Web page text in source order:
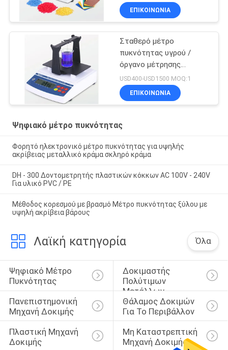
δεδομένων
ΕΠΙΚΟΙΝΩΝΊΑ
Σταθερό μέτρο
πυκνότητας υγρού /
όργανο μέτρησης
συγκέντρωσης για
ισχυρά οξέα αλκαλικά
υγρά
USD400-USD1500 MOQ:1
ΕΠΙΚΟΙΝΩΝΊΑ
Ψηφιακό μέτρο πυκνότητας
Φορητό ηλεκτρονικό μέτρο πυκνότητας για υψηλής
ακρίβειας μεταλλικό κράμα σκληρό κράμα
DH - 300 Δοντομετρητής πλαστικών κόκκων AC 100V - 240V
Για υλικό PVC / PE
Μέθοδος κορεσμού με βρασμό Μέτρο πυκνότητας ξύλου με
υψηλή ακρίβεια βάρους
Λαϊκή κατηγορία Όλα
Ψηφιακό Μέτρο
Πυκνότητας
Δοκιμαστής
Πολύτιμων
Μετάλλων
Πανεπιστημονική
Μηχανή Δοκιμής
Θάλαμος Δοκιμών
Για Το Περιβάλλον
Πλαστική Μηχανή
Δοκιμής
Μη Καταστρεπτική
Μηχανή Δοκιμής